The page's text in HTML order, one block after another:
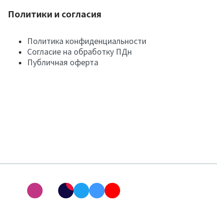
Политики и согласия
Политика конфиденциальности
Согласие на обработку ПДн
Публичная оферта